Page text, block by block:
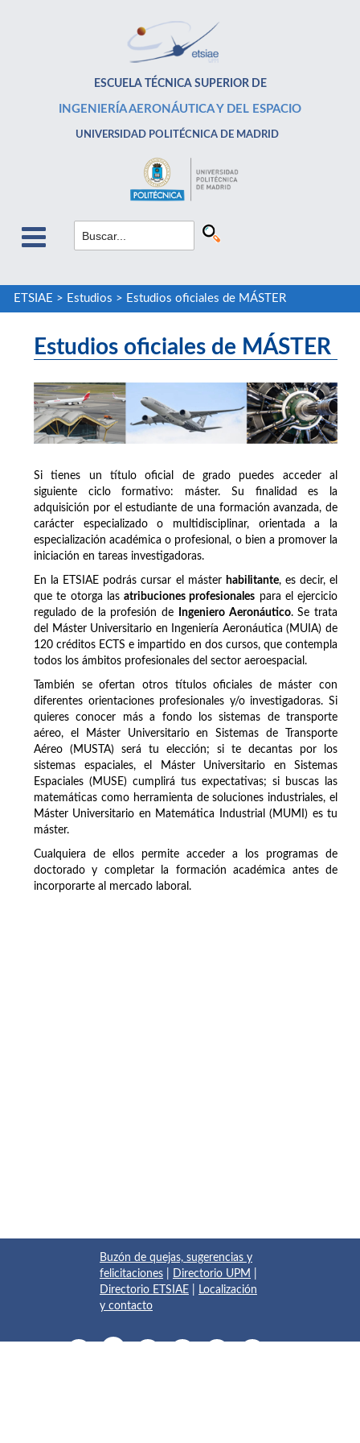
ESCUELA TÉCNICA SUPERIOR DE
INGENIERÍA AERONÁUTICA Y DEL ESPACIO
UNIVERSIDAD POLITÉCNICA DE MADRID
ETSIAE > Estudios > Estudios oficiales de MÁSTER
Estudios oficiales de MÁSTER
Si tienes un título oficial de grado puedes acceder al
siguiente ciclo formativo: máster. Su finalidad es la
adquisición por el estudiante de una formación avanzada, de
carácter especializado o multidisciplinar, orientada a la
especialización académica o profesional, o bien a promover la
iniciación en tareas investigadoras.
En la ETSIAE podrás cursar el máster habilitante, es decir, el
que te otorga las atribuciones profesionales para el ejercicio
regulado de la profesión de
Ingeniero Aeronáutico. Se trata
del Máster Universitario en Ingeniería Aeronáutica (MUIA) de
120 créditos ECTS e impartido en dos cursos, que contempla
todos los ámbitos profesionales del sector aeroespacial.
También se ofertan otros títulos oficiales de máster con
diferentes orientaciones profesionales y/o investigadoras. Si
quieres conocer más a fondo los sistemas de transporte
aéreo, el Máster Universitario en Sistemas de Transporte
Aéreo (MUSTA) será tu elección; si te decantas por los
sistemas espaciales, el Máster Universitario en Sistemas
Espaciales (MUSE) cumplirá tus expectativas; si buscas las
matemáticas como herramienta de soluciones industriales, el
Máster Universitario en Matemática Industrial (MUMI) es tu
máster.
Cualquiera de ellos permite acceder a los programas de
doctorado y completar la formación académica antes de
incorporarte al mercado laboral.
Buzón de quejas, sugerencias y
felicitaciones
Directorio UPM
Directorio ETSIAE
Localización
y contacto